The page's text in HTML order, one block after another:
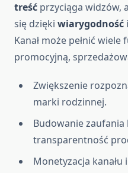
treść przyciąga widzów,
się dzięki wiarygodność
Kanał może pełnić
promocyjną,
Zwiększenie
marki rodzinnej.
Budowanie
transparentność
Monetyzacja